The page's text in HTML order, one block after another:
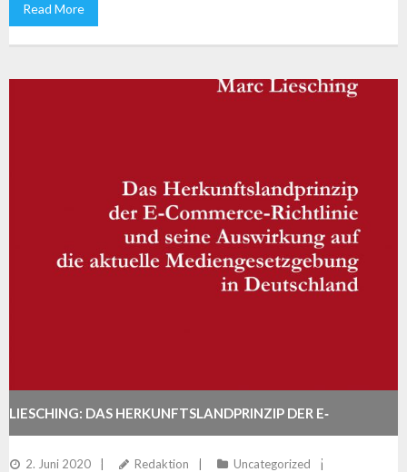
Read More
LIESCHING: DAS HERKUNFTSLANDPRINZIP DER E‐
COMMERCE-RICHTLINIE UND SEINE AUSWIRKUNG AUF DIE
2. Juni 2020 Redaktion Uncategorized